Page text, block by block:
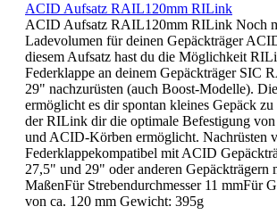
ACID Aufsatz RAIL120mm RILink
ACID Aufsatz RAIL120mm RILink Noch
Ladevolumen für deinen Gepäckträger
diesem Aufsatz hast du die Möglichkeit
Federklappe an deinem Gepäckträger SIC
29" nachzurüsten (auch Boost-Modelle).
ermöglicht es dir spontan kleines Gepäck
der RILink dir die optimale Befestigung
und ACID-Körben ermöglicht. Nachrüsten
Federklappekompatibel mit ACID
27,5" und 29" oder anderen Gepäckträgern
MaßenFür Strebendurchmesser 11 mmFür
von ca. 120 mm Gewicht: 395g